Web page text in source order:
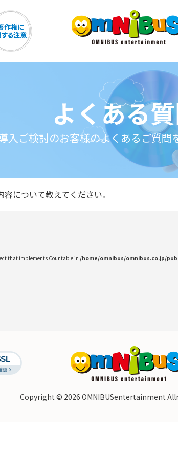
よくある
入ご検討のお客様のよくあるご質問
容について教えてください。
that implements Countable in /home/omnibus/omnibus.co.jp/
Copyright © 2026 OMNIBUSentertainment